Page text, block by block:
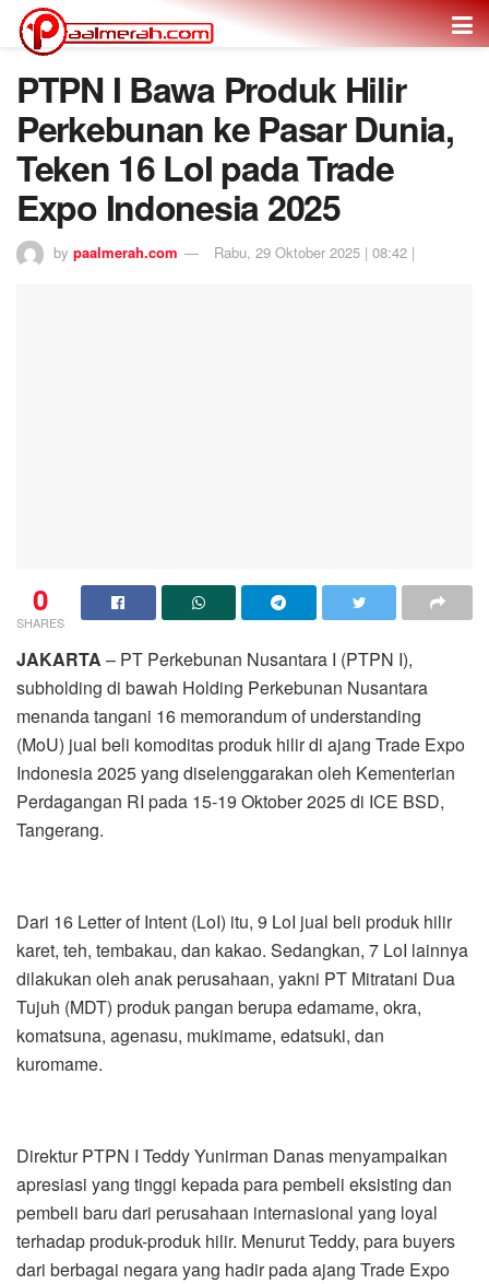
PTPN I Bawa Produk Hilir
Perkebunan ke Pasar Dunia,
Teken 16 LoI pada Trade
Expo Indonesia 2025
by paalmerah.com Rabu, 29 Oktober 2025 | 08:42 |
0
SHARES
JAKARTA – PT Perkebunan Nusantara I (PTPN I),
subholding di bawah Holding Perkebunan Nusantara
menanda tangani 16 memorandum of understanding
(MoU) jual beli komoditas produk hilir di ajang Trade Expo
Indonesia 2025 yang diselenggarakan oleh Kementerian
Perdagangan RI pada 15-19 Oktober 2025 di ICE BSD,
Tangerang.
Dari 16 Letter of Intent (LoI) itu, 9 LoI jual beli produk hilir
karet, teh, tembakau, dan kakao. Sedangkan, 7 LoI lainnya
dilakukan oleh anak perusahaan, yakni PT Mitratani Dua
Tujuh (MDT) produk pangan berupa edamame, okra,
komatsuna, agenasu, mukimame, edatsuki, dan
kuromame.
Direktur PTPN I Teddy Yunirman Danas menyampaikan
apresiasi yang tinggi kepada para pembeli eksisting dan
pembeli baru dari perusahaan internasional yang loyal
terhadap produk-produk hilir. Menurut Teddy, para buyers
dari berbagai negara yang hadir pada ajang Trade Expo